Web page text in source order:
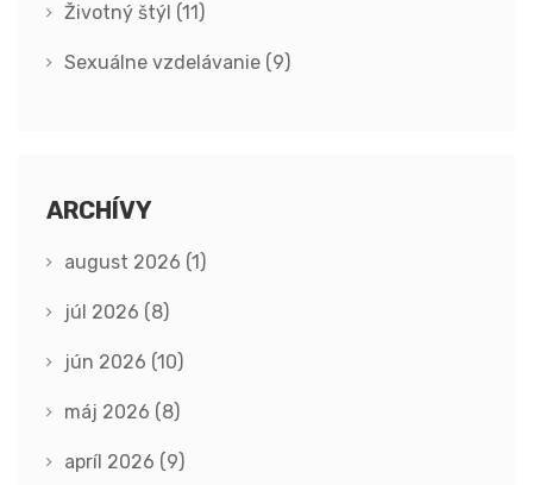
Životný štýl (11)
Sexuálne vzdelávanie (9)
ARCHÍVY
august 2026 (1)
júl 2026 (8)
jún 2026 (10)
máj 2026 (8)
apríl 2026 (9)